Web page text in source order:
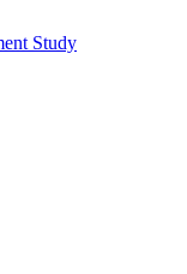
Study